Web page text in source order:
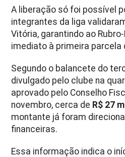
A liberação só foi possível
integrantes da liga
Vitória, garantindo ao
imediato à primeira parcela
Segundo o balancete do
divulgado pelo clube na
aprovado pelo Conselho
novembro, cerca de R$ 27
montante já foram
financeiras.
Essa informação indica o